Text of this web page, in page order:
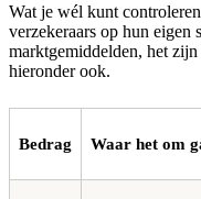
Wat je wél kunt
verzekeraars op hun eigen
marktgemiddelden, het
hieronder ook.
Bedrag Waar het om